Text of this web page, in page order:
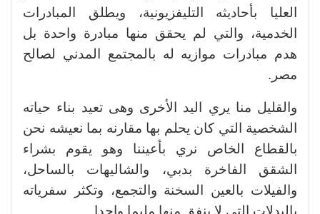
العليا بأحاديثه التليفزيونية، ويطلق المبادرات
الخدمية، والتي لم يحقق منها مبادرة واحدة بل
هدم مبادرات موازيه له بالمجتمع المدني لصالح
مصر.
والقليل منا يري اليد الأخرى وهى تعيد بناء حياته
الشخصية التي كان يحلم بها مقارنه بما نعيشه نحن
بالقطاع الخاص نري بأعيننا وهو يقوم بشراء
الشقق الفاخرة بدبي، والشاليهات بالساحل،
والفيلات بالعين السخنة والتجمع، وتكثر سفرياته
بالبدلات التي لا ينفق منها مليما واحدا.